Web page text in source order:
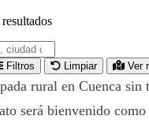
resultados
ciudad o provincia para ir a
Filtros Limpiar Ver
rural en Cuenca
será bienvenido como